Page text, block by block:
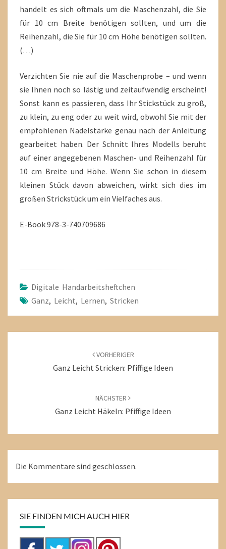
handelt es sich oftmals um die Maschenzahl, die Sie
für 10 cm Breite benötigen sollten, und um die
Reihenzahl, die Sie für 10 cm Höhe benötigen sollten.
(…)
Verzichten Sie nie auf die Maschenprobe – und wenn
sie Ihnen noch so lästig und zeitaufwendig erscheint!
Sonst kann es passieren, dass Ihr Stickstück zu groß,
zu klein, zu eng oder zu weit wird, obwohl Sie mit der
empfohlenen Nadelstärke genau nach der Anleitung
gearbeitet haben. Der Schnitt Ihres Modells beruht
auf einer angegebenen Maschen- und Reihenzahl für
10 cm Breite und Höhe. Wenn Sie schon in diesem
kleinen Stück davon abweichen, wirkt sich dies im
großen Strickstück um ein Vielfaches aus.
E-Book 978-3-740709686
Digitale Handarbeitsheftchen
Ganz, Leicht, Lernen, Stricken
VORHERIGER
Ganz Leicht Stricken: Pfiffige Ideen
NÄCHSTER
Ganz Leicht Häkeln: Pfiffige Ideen
Die Kommentare sind geschlossen.
SIE FINDEN MICH AUCH HIER